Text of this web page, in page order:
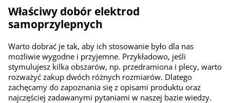
Właściwy dobór elektrod
samoprzylepnych
Warto dobrać je tak, aby ich stosowanie było dla nas
możliwie wygodne i przyjemne. Przykładowo, jeśli
stymulujesz kilka obszarów, np. przedramiona i plecy, warto
rozważyć zakup dwóch różnych rozmiarów. Dlatego
zachęcamy do zapoznania się z opisami produktu oraz
najczęściej zadawanymi pytaniami w naszej bazie wiedzy.